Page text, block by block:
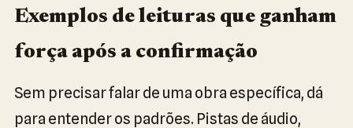
Exemplos de leituras que ganham
força após a confirmação
Sem precisar falar de uma obra específica, dá
para entender os padrões. Pistas de áudio,